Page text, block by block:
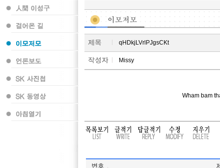
qHDkjLVrlPJgsCKt
Missy
Wham bam